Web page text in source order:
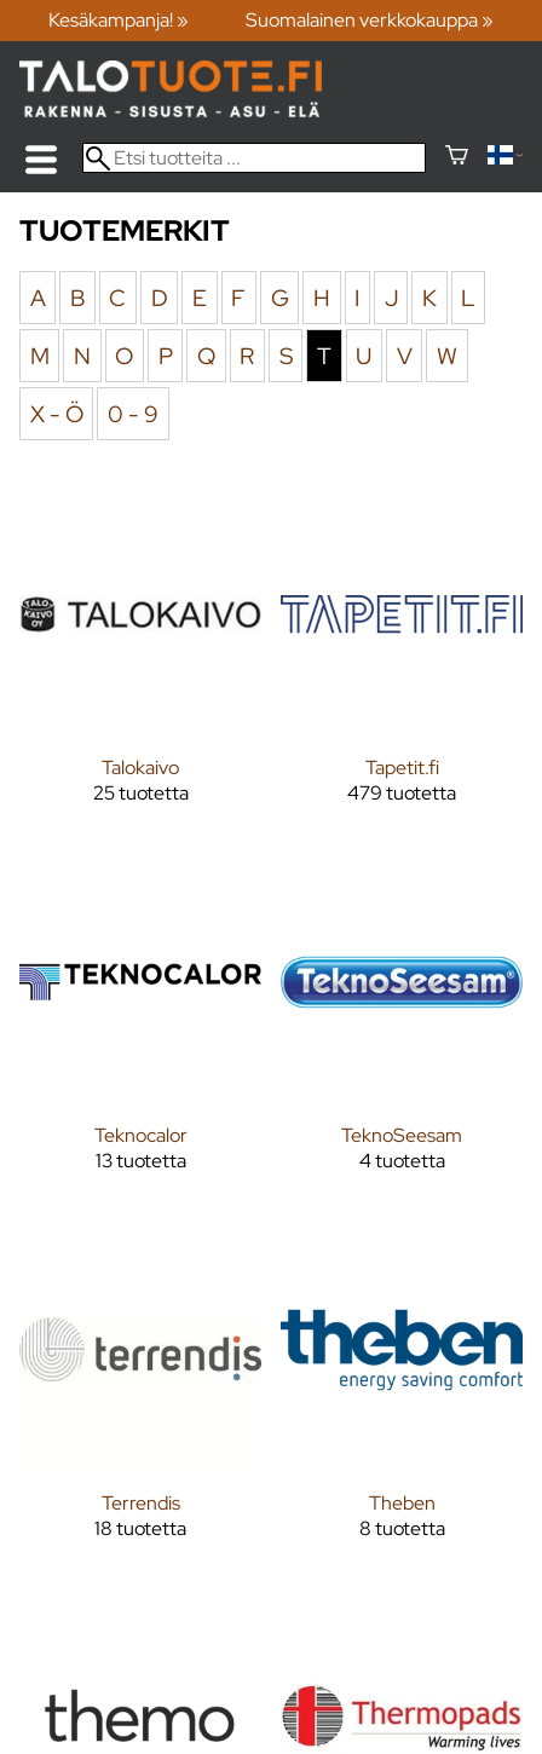
Kesäkampanja! » Suomalainen verkkokauppa »
TUOTEMERKIT
A B C D E F G H I J K
L
M
N O P Q R S T U V
W
X - Ö
0 - 9
Talokaivo
25 tuotetta
Tapetit.fi
479 tuotetta
Teknocalor
13 tuotetta
TeknoSeesam
4 tuotetta
Terrendis
18 tuotetta
Theben
8 tuotetta